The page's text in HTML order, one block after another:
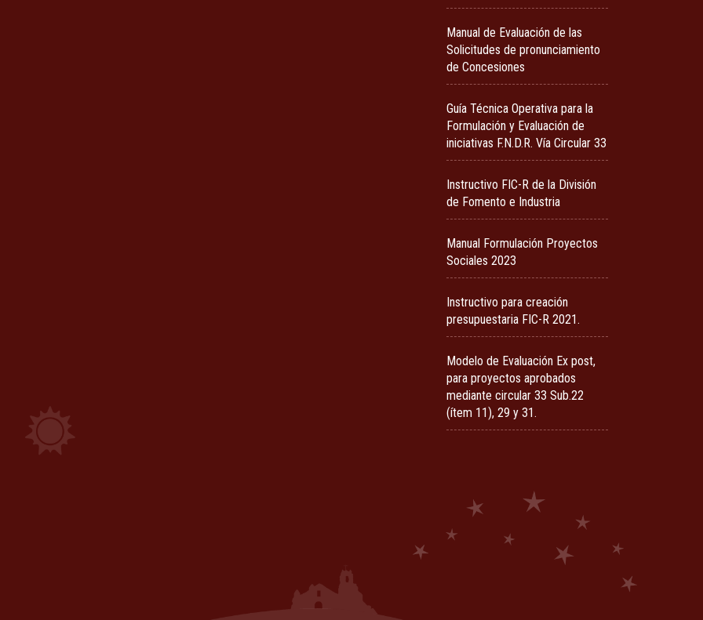
Manual de Evaluación de las
Solicitudes de pronunciamiento
de Concesiones
Guía Técnica Operativa para la
Formulación y Evaluación de
iniciativas F.N.D.R. Vía Circular 33
Instructivo FIC-R de la División
de Fomento e Industria
Manual Formulación Proyectos
Sociales 2023
Instructivo para creación
presupuestaria FIC-R 2021.
Modelo de Evaluación Ex post,
para proyectos aprobados
mediante circular 33 Sub.22
(ítem 11), 29 y 31.